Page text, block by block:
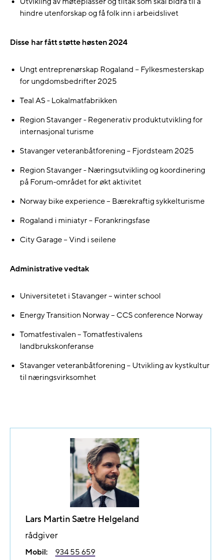
hindre utenforskap og få folk inn i arbeidslivet
Disse har fått støtte høsten 2024
Ungt entreprenørskap Rogaland – Fylkesmesterskap
for ungdomsbedrifter 2025
Teal AS - Lokalmatfabrikken
Region Stavanger - Regenerativ produktutvikling for
internasjonal turisme
Stavanger veteranbåtforening – Fjordsteam 2025
Region Stavanger - Næringsutvikling og koordinering
på Forum-området for økt aktivitet
Norway bike experience – Bærekraftig sykkelturisme
Rogaland i miniatyr – Forankringsfase
City Garage – Vind i seilene
Administrative vedtak
Universitetet i Stavanger – winter school
Energy Transition Norway – CCS conference Norway
Tomatfestivalen – Tomatfestivalens
landbrukskonferanse
Stavanger veteranbåtforening – Utvikling av kystkultur
til næringsvirksomhet
Lars Martin Sætre Helgeland
rådgiver
Mobil:
934 55 659